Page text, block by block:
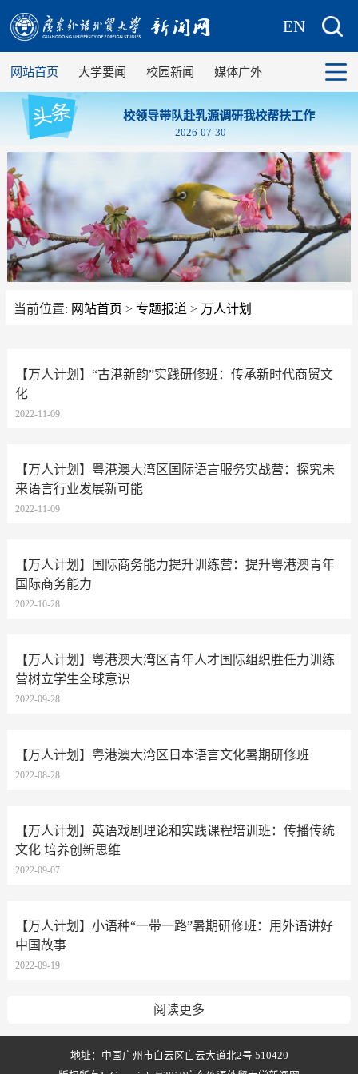
EN
网站首页 大学要闻 校园新闻 媒体广外
校领导带队赴乳源调研我校帮扶工作
2026-07-30
当前位置: 网站首页 > 专题报道> 万人计划
【万人计划】“古港新韵”实践研修班：传承新时代商贸文
化
2022-11-09
【万人计划】粤港澳大湾区国际语言服务实战营：探究未
来语言行业发展新可能
2022-11-09
【万人计划】国际商务能力提升训练营：提升粤港澳青年
国际商务能力
2022-10-28
【万人计划】粤港澳大湾区青年人才国际组织胜任力训练
营树立学生全球意识
2022-09-28
【万人计划】粤港澳大湾区日本语言文化暑期研修班
2022-08-28
【万人计划】英语戏剧理论和实践课程培训班：传播传统
文化 培养创新思维
2022-09-07
【万人计划】小语种“一带一路”暑期研修班：用外语讲好
中国故事
2022-09-19
阅读更多
地址：中国广州市白云区白云大道北2号 510420